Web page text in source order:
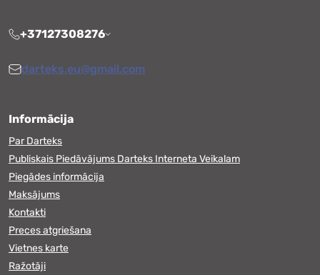
+37127308276
darteks.eu@gmail.com
Informācija
Par Darteks
Publiskais Piedāvājums Darteks Interneta Veikalam
Piegādes informācija
Maksājums
Kontakti
Preces atgriešana
Vietnes karte
Ražotāji